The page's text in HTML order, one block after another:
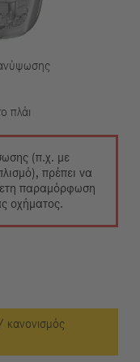
πλάι
(π.χ. με
πρέπει να
παραμόρφωση
οχήματος.
κανονισμός